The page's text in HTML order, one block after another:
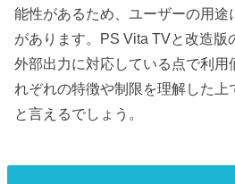
能性があるため、ユーザーの用途
があります。PS Vita TVと改造版
外部出力に対応している点で利用
れぞれの特徴や制限を理解した上
と言えるでしょう。